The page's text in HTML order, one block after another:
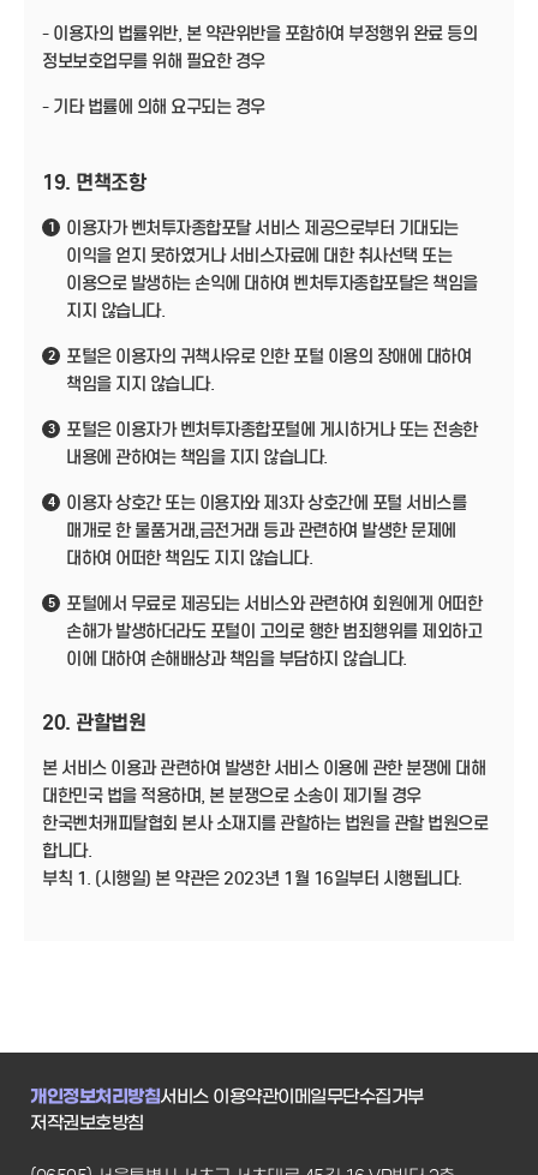
- 이용자의 법률위반, 본 약관위반을 포함하여 부정행위 완료 등의
정보보호업무를 위해 필요한 경우
- 기타 법률에 의해 요구되는 경우
19. 면책조항
1
이용자가 벤처투자종합포탈 서비스 제공으로부터 기대되는
이익을 얻지 못하였거나 서비스자료에 대한 취사선택 또는
이용으로 발생하는 손익에 대하여 벤처투자종합포탈은 책임을
지지 않습니다.
2
포털은 이용자의 귀책사유로 인한 포털 이용의 장애에 대하여
책임을 지지 않습니다.
3
포털은 이용자가 벤처투자종합포털에 게시하거나 또는 전송한
내용에 관하여는 책임을 지지 않습니다.
4
이용자 상호간 또는 이용자와 제3자 상호간에 포털 서비스를
매개로 한 물품거래,금전거래 등과 관련하여 발생한 문제에
대하여 어떠한 책임도 지지 않습니다.
5
포털에서 무료로 제공되는 서비스와 관련하여 회원에게 어떠한
손해가 발생하더라도 포털이 고의로 행한 범죄행위를 제외하고
이에 대하여 손해배상과 책임을 부담하지 않습니다.
20. 관할법원
본 서비스 이용과 관련하여 발생한 서비스 이용에 관한 분쟁에 대해
대한민국 법을 적용하며, 본 분쟁으로 소송이 제기될 경우
한국벤처캐피탈협회 본사 소재지를 관할하는 법원을 관할 법원으로
합니다.
부칙 1. (시행일) 본 약관은 2023년 1월 16일부터 시행됩니다.
개인정보처리방침서비스 이용약관이메일무단수집거부
저작권보호방침